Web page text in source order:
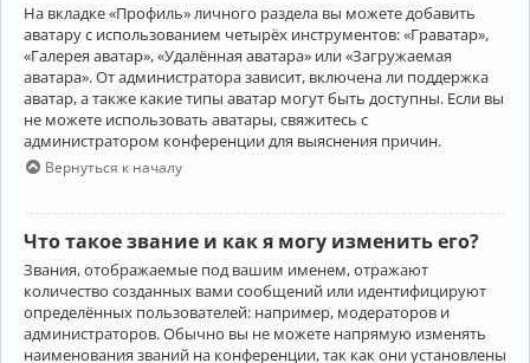
На вкладке «Профиль» личного раздела вы можете добавить
аватару с использованием четырёх инструментов: «Граватар»,
«Галерея аватар», «Удалённая аватара» или «Загружаемая
аватара». От администратора зависит, включена ли поддержка
аватар, а также какие типы аватар могут быть доступны. Если вы
не можете использовать аватары, свяжитесь с
администратором конференции для выяснения причин.
Вернуться к началу
Что такое звание и как я могу изменить его?
Звания, отображаемые под вашим именем, отражают
количество созданных вами сообщений или идентифицируют
определённых пользователей: например, модераторов и
администраторов. Обычно вы не можете напрямую изменять
наименования званий на конференции, так как они установлены